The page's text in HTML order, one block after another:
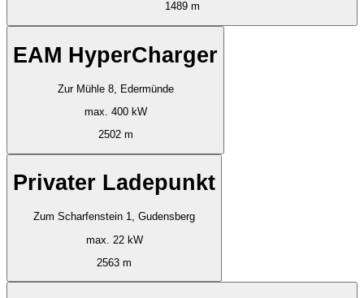
1489 m
EAM HyperCharger
Zur Mühle 8, Edermünde
max. 400 kW
2502 m
Privater Ladepunkt
Zum Scharfenstein 1, Gudensberg
max. 22 kW
2563 m